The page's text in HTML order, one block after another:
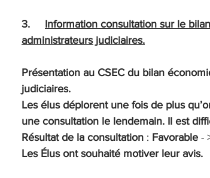
3. Information consultation sur le
administrateurs judiciaires.
Présentation au CSEC du bilan
judiciaires.
Les élus déplorent une fois de plus
une consultation le lendemain. Il est
Résultat de la consultation : Favorable -
Les Élus ont souhaité motiver leur avis.